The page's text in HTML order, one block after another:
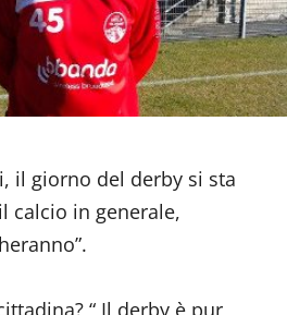
il giorno del derby si sta
calcio in generale,
“ Il derby è pur